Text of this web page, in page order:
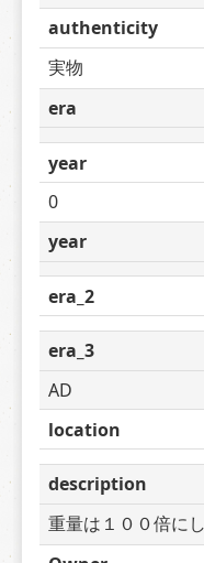
authenticity
実物
era
year
0
year
era_2
era_3
AD
location
description
重量は１００倍に